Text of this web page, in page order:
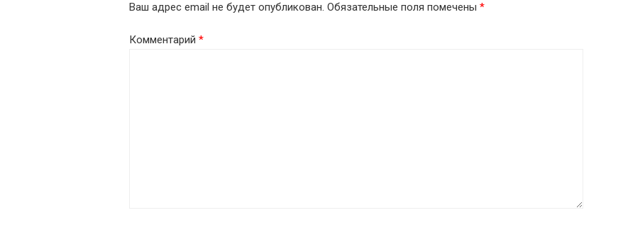
Ваш адрес email не будет опубликован. Обязательные поля помечены *
Комментарий *